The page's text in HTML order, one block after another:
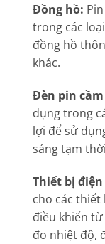
Đồng hồ:
trong các
đồng hồ
khác.
Đèn pin
dụng trong
lợi để sử
sáng tạm
Thiết bị
cho các thiết
điều khiển
đo nhiệt độ,